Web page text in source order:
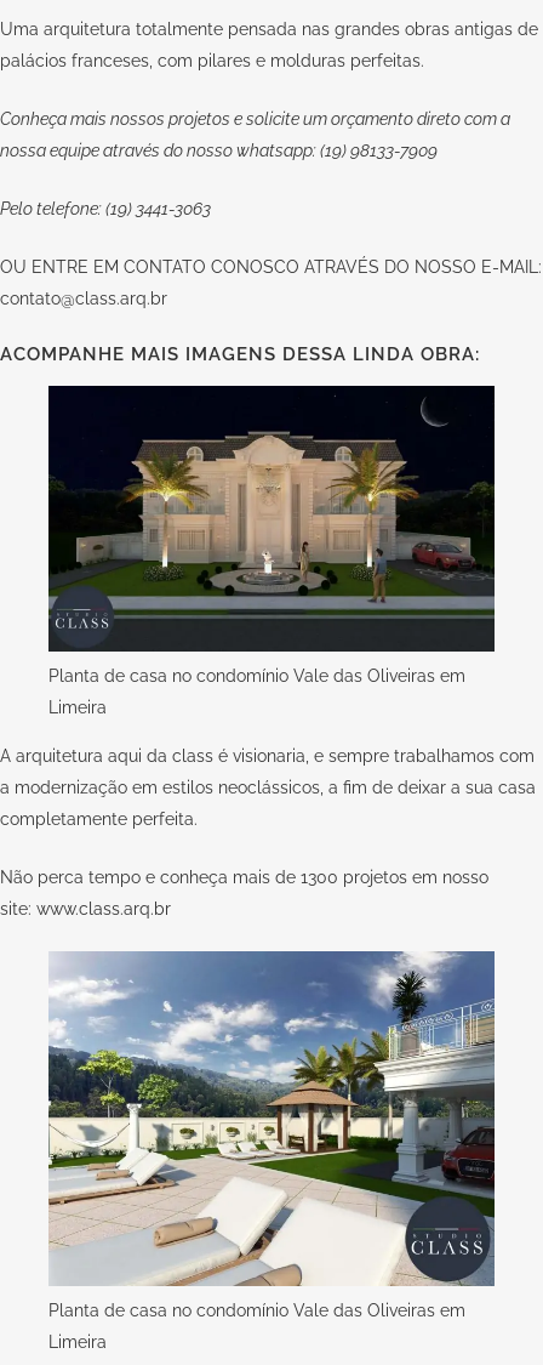
Uma arquitetura totalmente pensada nas grandes obras antigas de
palácios franceses, com pilares e molduras perfeitas.
Conheça mais nossos projetos e solicite um orçamento direto com a
nossa equipe através do nosso whatsapp: (19) 98133-7909
Pelo telefone: (19) 3441-3063
OU ENTRE EM CONTATO CONOSCO ATRAVÉS DO NOSSO E-MAIL:
contato@class.arq.br
ACOMPANHE MAIS IMAGENS DESSA LINDA OBRA:
Planta de casa no condomínio Vale das Oliveiras em
Limeira
A arquitetura aqui da class é visionaria, e sempre trabalhamos com
a modernização em estilos neoclássicos, a fim de deixar a sua casa
completamente perfeita.
Não perca tempo e conheça mais de 1300 projetos em nosso
site: www.class.arq.br
Planta de casa no condomínio Vale das Oliveiras em
Limeira